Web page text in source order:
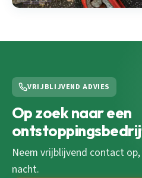
VRIJBLIJVEND ADVIES
Op zoek naar een
Neem vrijblijvend contact
nacht.